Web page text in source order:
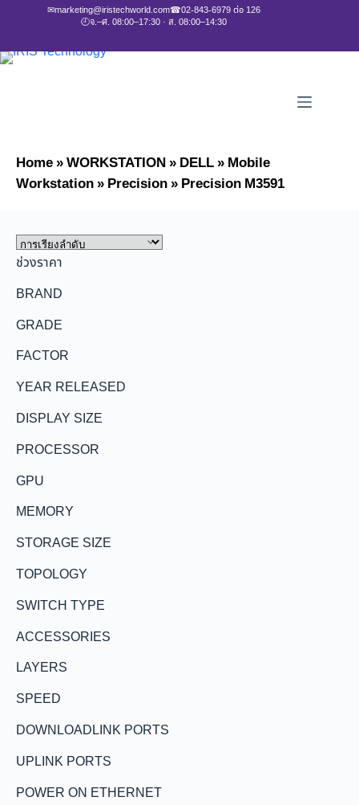
✉marketing@iristechworld.com☎02-843-6979 ต่อ 126
🕘จ.–ศ. 08:00–17:30 · ส. 08:00–14:30
Home»WORKSTATION»DELL»Mobile
Workstation»Precision»Precision M3591
ช่วงราคา
BRAND
GRADE
FACTOR
YEAR RELEASED
DISPLAY SIZE
PROCESSOR
GPU
MEMORY
STORAGE SIZE
TOPOLOGY
SWITCH TYPE
ACCESSORIES
LAYERS
SPEED
DOWNLOADLINK PORTS
UPLINK PORTS
POWER ON ETHERNET